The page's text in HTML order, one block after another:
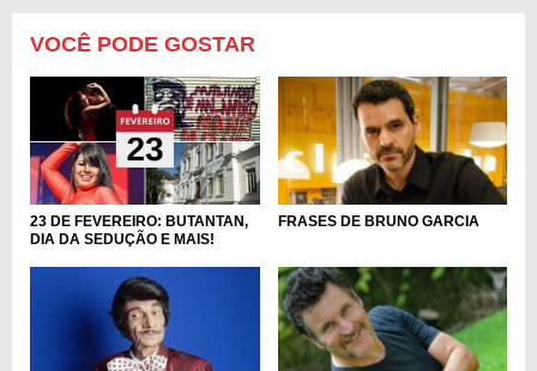
VOCÊ PODE GOSTAR
23 DE FEVEREIRO: BUTANTAN,
DIA DA SEDUÇÃO E MAIS!
FRASES DE BRUNO GARCIA